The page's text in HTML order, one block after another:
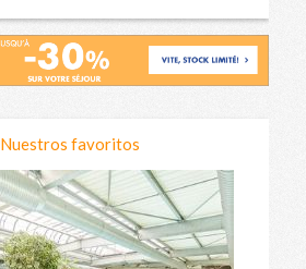
Nuestros favoritos